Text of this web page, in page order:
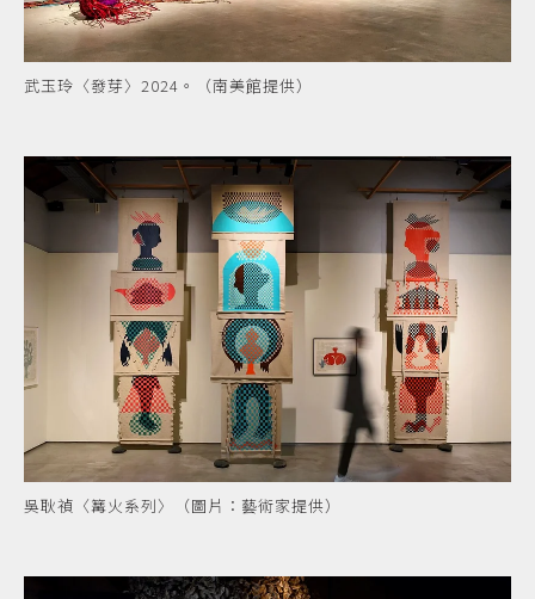
武玉玲〈發芽〉2024。（南美館提供）
吳耿禎〈篝火系列〉（圖片：藝術家提供）